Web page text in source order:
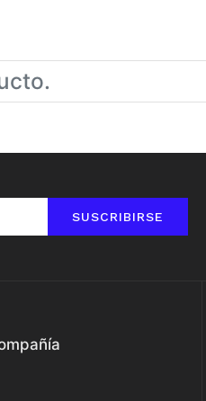
SUSCRIBIRSE